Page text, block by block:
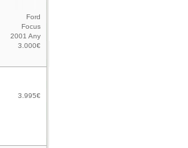
Ford
Focus
2001 Any
3.000€
3.995€